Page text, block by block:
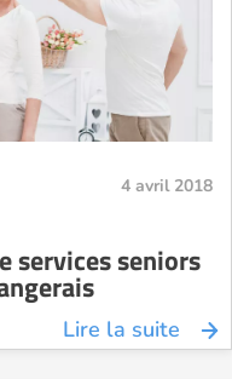
4 avril 2018
services seniors
Lire la suite